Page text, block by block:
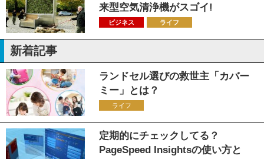
来型空気清浄機がスゴイ!
ビジネス ライフ
新着記事
ランドセル選びの救世主「カバー
ミー」とは？
ライフ
定期的にチェックしてる？
PageSpeed Insightsの使い方と